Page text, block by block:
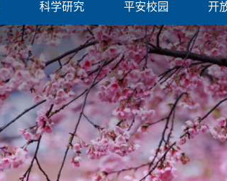
科学研究 平安校园 开